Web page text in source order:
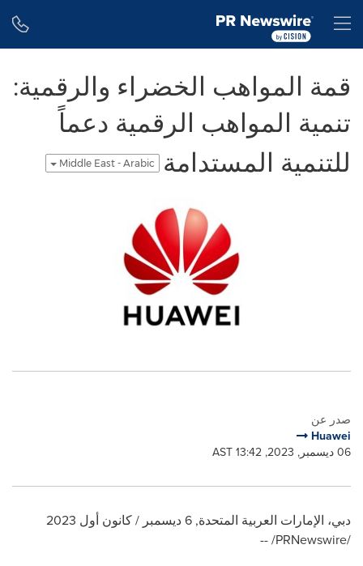
قمة المواهب الخضراء والرقمية:
تنمية المواهب الرقمية دعماً
للتنمية المستدامة
Middle East - Arabic
صدر عن
Huawei
06 ديسمبر, 2023, 13:42 AST
دبي، الإمارات العربية المتحدة, 6 ديسمبر / كانون أول 2023
/PRNewswire/ --